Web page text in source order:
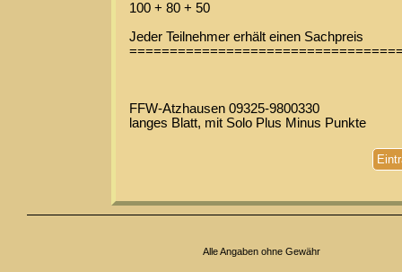
100 + 80 + 50
Jeder Teilnehmer erhält einen Sachpreis
FFW-Atzhausen 09325-9800330
langes Blatt, mit Solo Plus Minus Punkte
Alle Angaben ohne Gewähr